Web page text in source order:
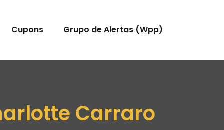
Cupons Grupo de Alertas (Wpp)
Carraro